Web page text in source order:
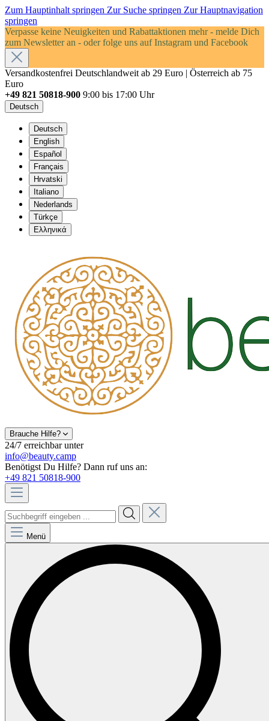
Zum Hauptinhalt springen Zur Suche springen Zur Hauptnavigation
springen
Verpasse keine Neuigkeiten und Rabattaktionen mehr - melde Dich
zum Newsletter an - oder folge uns auf Instagram und Facebook
Versandkostenfrei Deutschlandweit ab 29 Euro | Österreich ab 75
Euro
+49 821 50818-900 9:00 bis 17:00 Uhr
Deutsch
Deutsch
English
Español
Français
Hrvatski
Italiano
Nederlands
Türkçe
Ελληνικά
Brauche Hilfe?
24/7 erreichbar unter
info@beauty.camp
Benötigst Du Hilfe? Dann ruf uns an:
+49 821 50818-900
Menü